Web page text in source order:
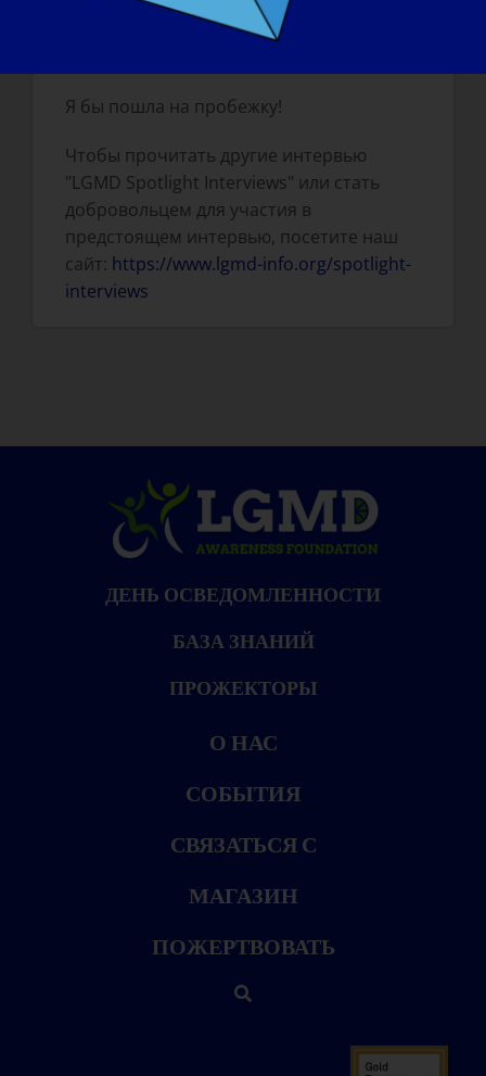
"вылечить" завтра, что бы вы хотели
Я бы пошла на пробежку!
Чтобы прочитать другие интервью
"LGMD Spotlight Interviews" или стать
добровольцем для участия в
предстоящем интервью, посетите наш
сайт: https://www.lgmd-info.org/spotlight-
interviews
ДЕНЬ ОСВЕДОМЛЕННОСТИ
БАЗА ЗНАНИЙ
ПРОЖЕКТОРЫ
О НАС
СОБЫТИЯ
СВЯЗАТЬСЯ С
МАГАЗИН
ПОЖЕРТВОВАТЬ